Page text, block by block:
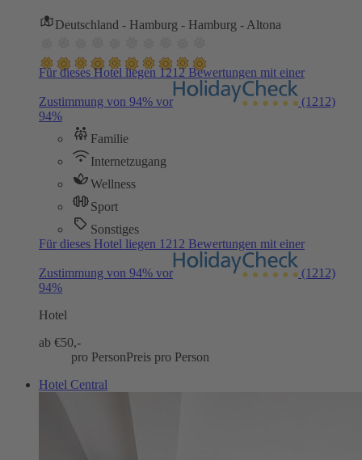
Deutschland - Hamburg - Hamburg - Altona
Für dieses Hotel liegen 1212 Bewertungen mit einer
Zustimmung von 94% vor
(1212)
94%
Familie
Internetzugang
Wellness
Sport
Sonstiges
Für dieses Hotel liegen 1212 Bewertungen mit einer
Zustimmung von 94% vor
(1212)
94%
Hotel
ab €50,-
pro PersonPreis pro Person
Hotel Central